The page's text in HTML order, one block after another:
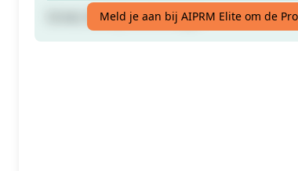
Groei, bedrijf, technologie
Meld je aan bij AIPRM Elite om de